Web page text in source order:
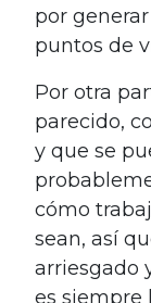
por
puntos de
Por otra
parecido,
y que se
cómo
sean, así
arriesgado
es siempre